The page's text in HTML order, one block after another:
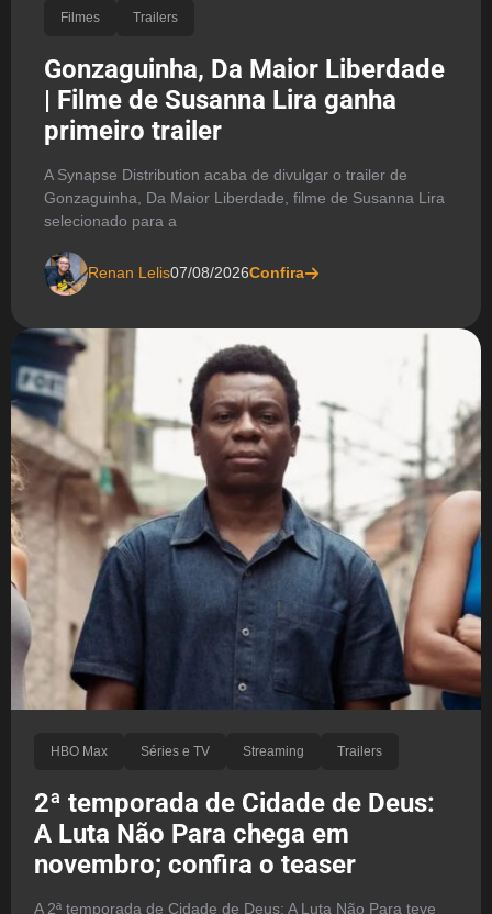
Filmes Trailers
Gonzaguinha, Da Maior Liberdade
| Filme de Susanna Lira ganha
primeiro trailer
A Synapse Distribution acaba de divulgar o trailer de
Gonzaguinha, Da Maior Liberdade, filme de Susanna Lira
selecionado para a
Renan Lelis07/08/2026Confira
HBO Max Séries e TV Streaming Trailers
2ª temporada de Cidade de Deus:
A Luta Não Para chega em
novembro; confira o teaser
A 2ª temporada de Cidade de Deus: A Luta Não Para teve